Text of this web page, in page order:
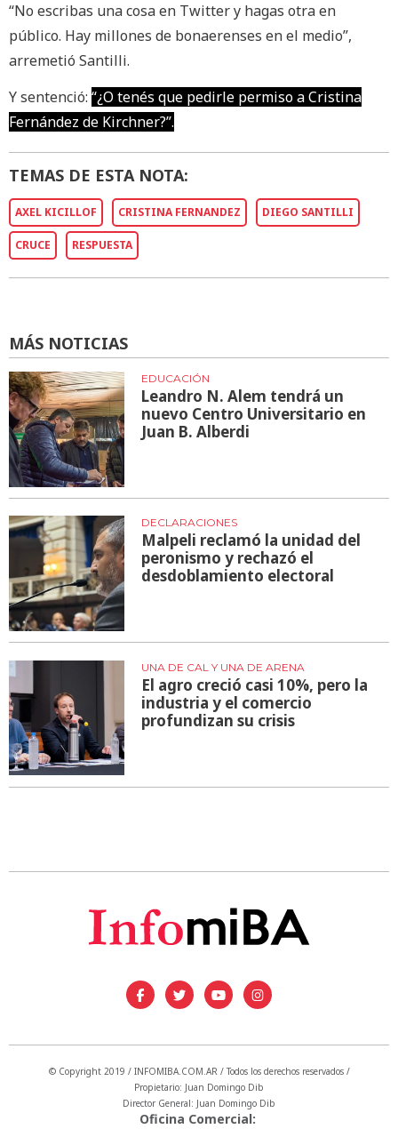
“No escribas una cosa en Twitter y hagas otra en
público. Hay millones de bonaerenses en el medio”,
arremetió Santilli.
Y sentenció: “¿O tenés que pedirle permiso a Cristina
Fernández de Kirchner?”.
TEMAS DE ESTA NOTA:
AXEL KICILLOF CRISTINA FERNANDEZ DIEGO SANTILLI
CRUCE RESPUESTA
MÁS NOTICIAS
EDUCACIÓN
Leandro N. Alem tendrá un
nuevo Centro Universitario en
Juan B. Alberdi
DECLARACIONES
Malpeli reclamó la unidad del
peronismo y rechazó el
desdoblamiento electoral
UNA DE CAL Y UNA DE ARENA
El agro creció casi 10%, pero la
industria y el comercio
profundizan su crisis
© Copyright 2019 / INFOMIBA.COM.AR / Todos los derechos reservados /
Propietario: Juan Domingo Dib
Director General: Juan Domingo Dib
Oficina Comercial: